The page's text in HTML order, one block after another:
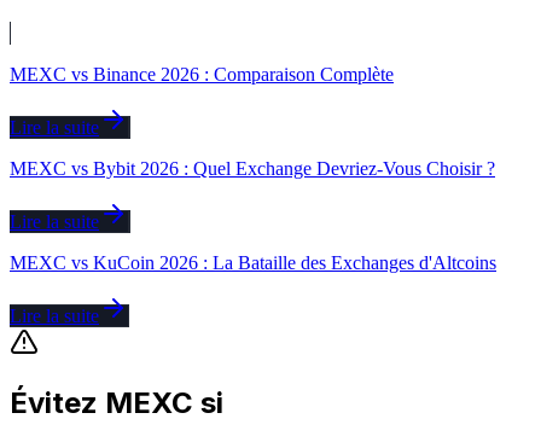
MEXC vs Binance 2026 : Comparaison Complète
Lire la suite
MEXC vs Bybit 2026 : Quel Exchange Devriez-Vous Choisir ?
Lire la suite
MEXC vs KuCoin 2026 : La Bataille des Exchanges d'Altcoins
Lire la suite
Évitez MEXC si